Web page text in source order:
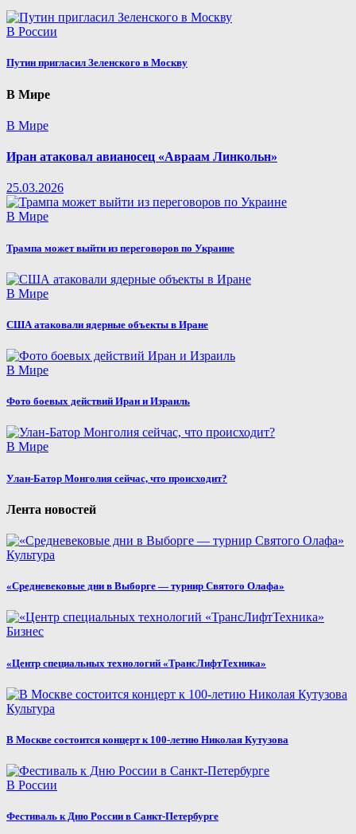
В России
Путин пригласил Зеленского в Москву
В Мире
В Мире
Иран атаковал авианосец «Авраам Линкольн»
25.03.2026
В Мире
Трампа может выйти из переговоров по Украине
В Мире
США атаковали ядерные объекты в Иране
В Мире
Фото боевых действий Иран и Израиль
В Мире
Улан-Батор Монголия сейчас, что происходит?
Лента новостей
Культура
«Средневековые дни в Выборге — турнир Святого Олафа»
Бизнес
«Центр специальных технологий «ТрансЛифтТехника»
Культура
В Москве состоится концерт к 100-летию Николая Кутузова
В России
Фестиваль к Дню России в Санкт-Петербурге